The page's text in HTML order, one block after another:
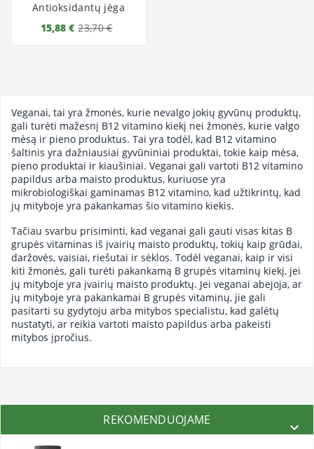
Antioksidantų jėga
15,88 € 23,70 €
Veganai, tai yra žmonės, kurie nevalgo jokių gyvūnų produktų,
gali turėti mažesnį B12 vitamino kiekį nei žmonės, kurie valgo
mėsą ir pieno produktus. Tai yra todėl, kad B12 vitamino
šaltinis yra dažniausiai gyvūniniai produktai, tokie kaip mėsa,
pieno produktai ir kiaušiniai. Veganai gali vartoti B12 vitamino
papildus arba maisto produktus, kuriuose yra
mikrobiologiškai gaminamas B12 vitamino, kad užtikrintų, kad
jų mityboje yra pakankamas šio vitamino kiekis.
Tačiau svarbu prisiminti, kad veganai gali gauti visas kitas B
grupės vitaminas iš įvairių maisto produktų, tokių kaip grūdai,
daržovės, vaisiai, riešutai ir sėklos. Todėl veganai, kaip ir visi
kiti žmonės, gali turėti pakankamą B grupės vitaminų kiekį, jei
jų mityboje yra įvairių maisto produktų. Jei veganai abejoja, ar
jų mityboje yra pakankamai B grupės vitaminų, jie gali
pasitarti su gydytoju arba mitybos specialistu, kad galėtų
nustatyti, ar reikia vartoti maisto papildus arba pakeisti
mitybos įpročius.
REKOMENDUOJAME
